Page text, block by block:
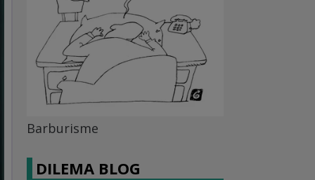
Barburisme
DILEMA BLOG